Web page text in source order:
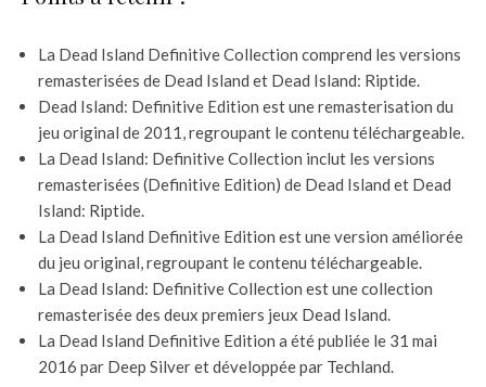
La Dead Island Definitive Collection comprend les versions
remasterisées de Dead Island et Dead Island: Riptide.
Dead Island: Definitive Edition est une remasterisation du
jeu original de 2011, regroupant le contenu téléchargeable.
La Dead Island: Definitive Collection inclut les versions
remasterisées (Definitive Edition) de Dead Island et Dead
Island: Riptide.
La Dead Island Definitive Edition est une version améliorée
du jeu original, regroupant le contenu téléchargeable.
La Dead Island: Definitive Collection est une collection
remasterisée des deux premiers jeux Dead Island.
La Dead Island Definitive Edition a été publiée le 31 mai
2016 par Deep Silver et développée par Techland.